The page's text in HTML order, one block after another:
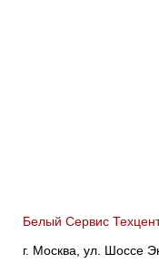
Белый Сервис
г. Москва, ул. Шоссе